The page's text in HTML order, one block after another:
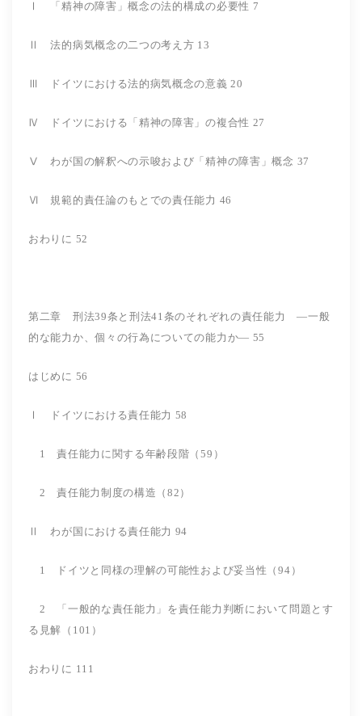
Ⅰ 「精神の障害」概念の法的構成の必要性 7
Ⅱ 法的病気概念の二つの考え方 13
Ⅲ ドイツにおける法的病気概念の意義 20
Ⅳ ドイツにおける「精神の障害」の複合性 27
Ⅴ わが国の解釈への示唆および「精神の障害」概念 37
Ⅵ 規範的責任論のもとでの責任能力 46
おわりに 52
第二章 刑法39条と刑法41条のそれぞれの責任能力 ―一般
的な能力か、個々の行為についての能力か― 55
はじめに 56
Ⅰ ドイツにおける責任能力 58
1 責任能力に関する年齢段階（59）
2 責任能力制度の構造（82）
Ⅱ わが国における責任能力 94
1 ドイツと同様の理解の可能性および妥当性（94）
2 「一般的な責任能力」を責任能力判断において問題とす
る見解（101）
おわりに 111